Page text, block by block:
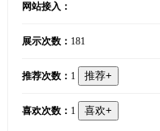
网站接入：
展示次数： 181
推荐次数： 1
喜欢次数： 1